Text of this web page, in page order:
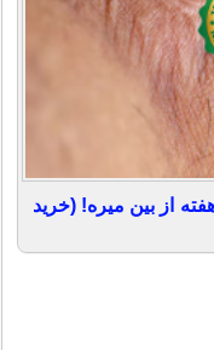
هر زخم و بخیه با این روش در 3 هفته از بین میره! (خرید